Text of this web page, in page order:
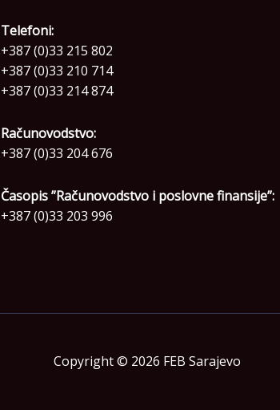
Telefoni:
+387 (0)33 215 802
+387 (0)33 210 714
+387 (0)33 214 874
Računovodstvo:
+387 (0)33 204 676
Časopis ”Računovodstvo i poslovne finansije”:
+387 (0)33 203 996
Copyright © 2026 FEB Sarajevo